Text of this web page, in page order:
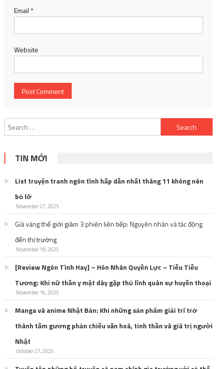
Email *
Website
Search
for:
TIN MỚI
List truyện tranh ngôn tình hấp dẫn nhất tháng 11 không nên
bỏ lỡ
November 27, 2025
Giá vàng thế giới giảm 3 phiên liên tiếp: Nguyên nhân và tác động
đến thị trường
November 18, 2025
[Review Ngôn Tình Hay] – Hôn Nhân Quyền Lực – Tiễu Tiễu
Tương: Khi nữ thần y mặt dày gặp thủ lĩnh quân sự huyền thoại
November 16, 2025
Manga và anime Nhật Bản: Khi những sản phẩm giải trí trở
thành tấm gương phản chiếu văn hoá, tinh thần và giá trị người
Nhật
October 27, 2025